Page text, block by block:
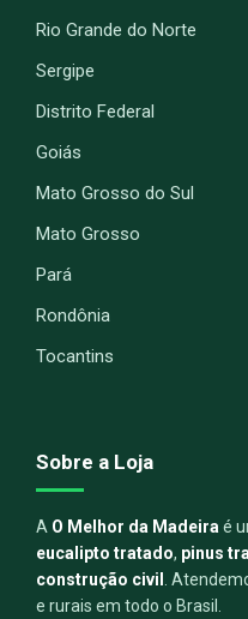
Rio Grande do Norte
Sergipe
Distrito Federal
Goiás
Mato Grosso do Sul
Mato Grosso
Pará
Rondônia
Tocantins
Sobre a Loja
A O Melhor da Madeira é
eucalipto tratado, pinus
construção civil
.
e rurais em todo o Brasil.